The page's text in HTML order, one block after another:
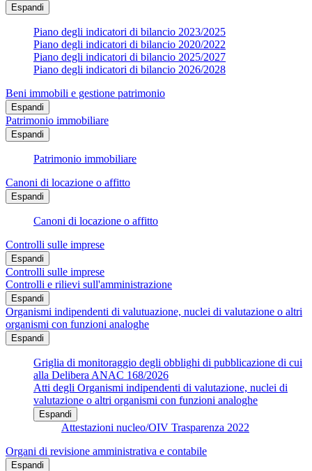
Espandi
Piano degli indicatori di bilancio 2023/2025
Piano degli indicatori di bilancio 2020/2022
Piano degli indicatori di bilancio 2025/2027
Piano degli indicatori di bilancio 2026/2028
Beni immobili e gestione patrimonio
Espandi
Patrimonio immobiliare
Espandi
Patrimonio immobiliare
Canoni di locazione o affitto
Espandi
Canoni di locazione o affitto
Controlli sulle imprese
Espandi
Controlli sulle imprese
Controlli e rilievi sull'amministrazione
Espandi
Organismi indipendenti di valutuazione, nuclei di valutazione o altri
organismi con funzioni analoghe
Espandi
Griglia di monitoraggio degli obblighi di pubblicazione di cui
alla Delibera ANAC 168/2026
Atti degli Organismi indipendenti di valutazione, nuclei di
valutazione o altri organismi con funzioni analoghe
Espandi
Attestazioni nucleo/OIV Trasparenza 2022
Organi di revisione amministrativa e contabile
Espandi